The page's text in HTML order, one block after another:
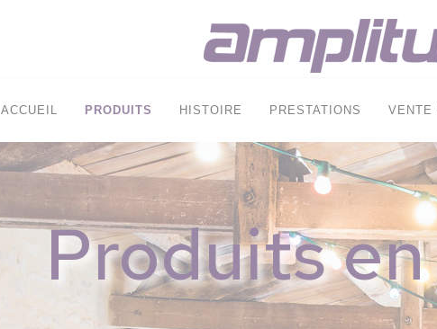
ACCUEIL PRODUITS HISTOIRE PRESTATIONS VENTE
Produits